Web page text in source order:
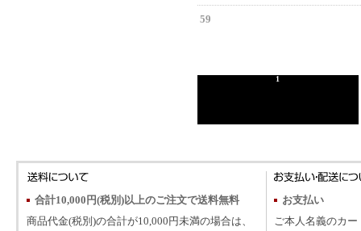
59
1
合計10,000円(税別)以上のご注文で送料無料
商品代金(税別)の合計が10,000円未満の場合は、
お支払い
ご本人名義のカ